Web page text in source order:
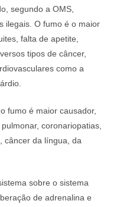
segundo a OMS,
ilegais. O fumo é o maior
falta de apetite,
tipos de câncer,
como a
fumo é maior causador,
coronariopatias,
câncer da língua, da
sobre o sistema
de adrenalina e